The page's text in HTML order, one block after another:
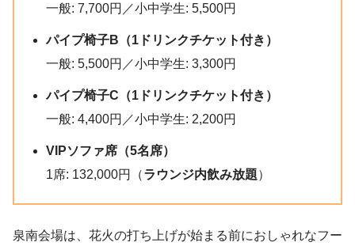
一般: 7,700円／小中学生: 5,500円
パイプ椅子B（1ドリンクチケット付き ）
一般: 5,500円／小中学生: 3,300円
パイプ椅子C（1ドリンクチケット付き ）
一般: 4,400円／小中学生: 2,200円
VIPソファ席（5名席）
1席: 132,000円（ラウンジ内飲み放題）
泉南会場は、花火の打ち上げが始まる前におしゃれなフー